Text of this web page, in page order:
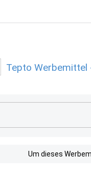
Tepto Werbemittel
Um dieses